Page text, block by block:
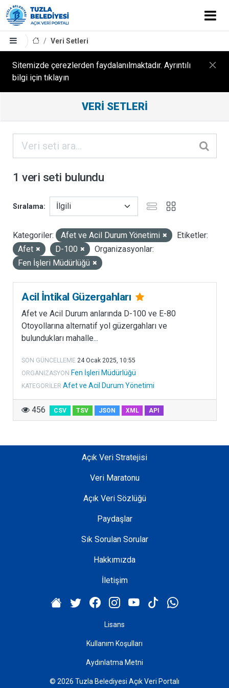
Veri Setleri
Sitemizde çerezlerden faydalanılmaktadır. Ayrıntılı
bilgi için tıklayın
Sonuçları
ORGANIZASYONLAR
KATEGORILER
ETIKETLER
LISANSLAR
VERI SETLERI
1 veri seti bulundu
Sıralama
Kategoriler: Afet ve Acil Durum Yönetimi
Etiketler:
Afet
D-100
Organizasyonlar:
Fen İşleri Müdürlüğü
Acil İntikal Güzergahları
Afet ve Acil Durum anlarında D-100 ve E-80
Otoyollarına alternatif yol güzergahları ve
bulundukları mahalle...
SON GÜNCELLEME 24 Ocak 2025, 10:55
ORGANIZASYON Fen İşleri Müdürlüğü
KATEGORILER Afet ve Acil Durum Yönetimi
456 CSV TSV JSON XML API
Açık Veri Stratejisi
Veri Maratonu
Açık Veri Sözlüğü
Paydaşlar
Sık Sorulan Sorular
Hakkımızda
İletişim
Lisans
Kullanım Koşulları
Aydınlatma Metni
© 2026 Tuzla Belediyesi Açık Veri Portalı